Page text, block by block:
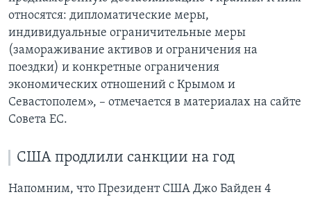
относятся: дипломатические меры,
индивидуальные ограничительные меры
(замораживание активов и ограничения на
поездки) и конкретные ограничения
экономических отношений с Крымом и
Севастополем», – отмечается в материалах на сайте
Совета ЕС.
США продлили санкции на год
Напомним, что Президент США Джо Байден 4